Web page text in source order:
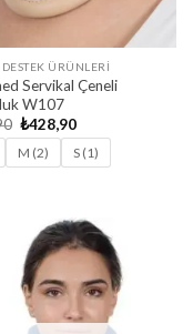
ÜRÜNLERI
Servikal Çeneli
W107
Orijinal
fiyat:
₺579,90.
₺428,90Şu
andaki
fiyat:
₺428,90.
M (2) S (1)